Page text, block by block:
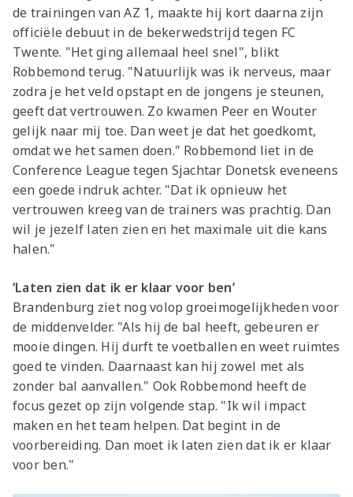
de trainingen van AZ 1, maakte hij kort daarna zijn
officiële debuut in de bekerwedstrijd tegen FC
Twente. "Het ging allemaal heel snel", blikt
Robbemond terug. "Natuurlijk was ik nerveus, maar
zodra je het veld opstapt en de jongens je steunen,
geeft dat vertrouwen. Zo kwamen Peer en Wouter
gelijk naar mij toe. Dan weet je dat het goedkomt,
omdat we het samen doen." Robbemond liet in de
Conference League tegen Sjachtar Donetsk eveneens
een goede indruk achter. "Dat ik opnieuw het
vertrouwen kreeg van de trainers was prachtig. Dan
wil je jezelf laten zien en het maximale uit die kans
halen."
‘Laten zien dat ik er klaar voor ben’
Brandenburg ziet nog volop groeimogelijkheden voor
de middenvelder. "Als hij de bal heeft, gebeuren er
mooie dingen. Hij durft te voetballen en weet ruimtes
goed te vinden. Daarnaast kan hij zowel met als
zonder bal aanvallen." Ook Robbemond heeft de
focus gezet op zijn volgende stap. "Ik wil impact
maken en het team helpen. Dat begint in de
voorbereiding. Dan moet ik laten zien dat ik er klaar
voor ben."